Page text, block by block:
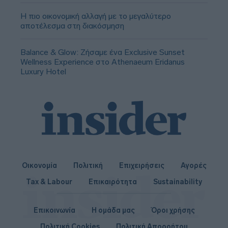
Η πιο οικονομική αλλαγή με το μεγαλύτερο
αποτέλεσμα στη διακόσμηση
Balance & Glow: Ζήσαμε ένα Exclusive Sunset
Wellness Experience στο Athenaeum Eridanus
Luxury Hotel
Οικονομία Πολιτική Επιχειρήσεις
Αγορές
Tax & Labour
Επικαιρότητα Sustainability
Επικοινωνία Η ομάδα μας
Όροι χρήσης